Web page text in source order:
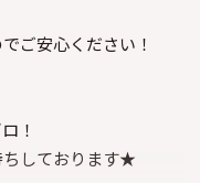
ご安心ください！
！
ちしております★